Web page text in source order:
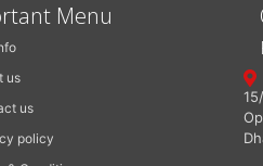
Menu
us
us
policy